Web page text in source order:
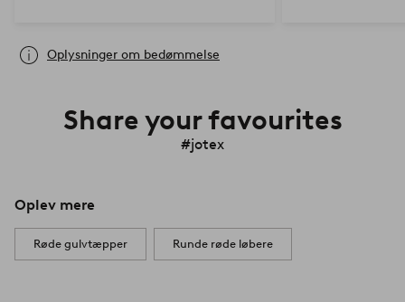
Oplysninger om bedømmelse
Share your favourites
#jotex
Oplev mere
Røde gulvtæpper Runde røde løbere